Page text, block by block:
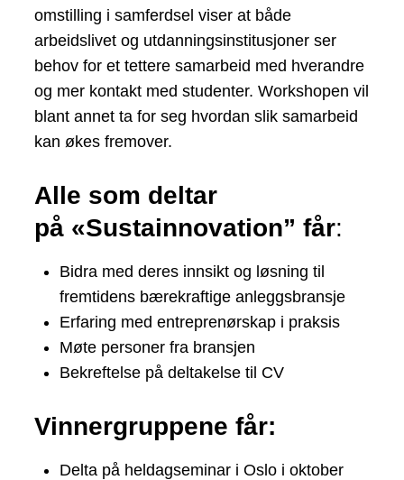
omstilling i samferdsel viser at både
arbeidslivet og utdanningsinstitusjoner ser
behov for et tettere samarbeid med hverandre
og mer kontakt med studenter. Workshopen vil
blant annet ta for seg hvordan slik samarbeid
kan økes fremover.
Alle som deltar
på «Sustainnovation” får:
Bidra med deres innsikt og løsning til
fremtidens bærekraftige anleggsbransje
Erfaring med entreprenørskap i praksis
Møte personer fra bransjen
Bekreftelse på deltakelse til CV
Vinnergruppene får:
Delta på heldagseminar i Oslo i oktober